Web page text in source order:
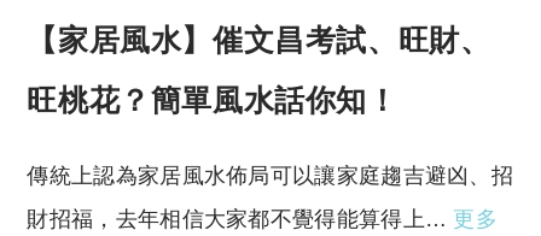
【家居風水】催文昌考試、旺財、
旺桃花？簡單風水話你知！
傳統上認為家居風水佈局可以讓家庭趨吉避凶、招
財招福，去年相信大家都不覺得能算得上… 更多